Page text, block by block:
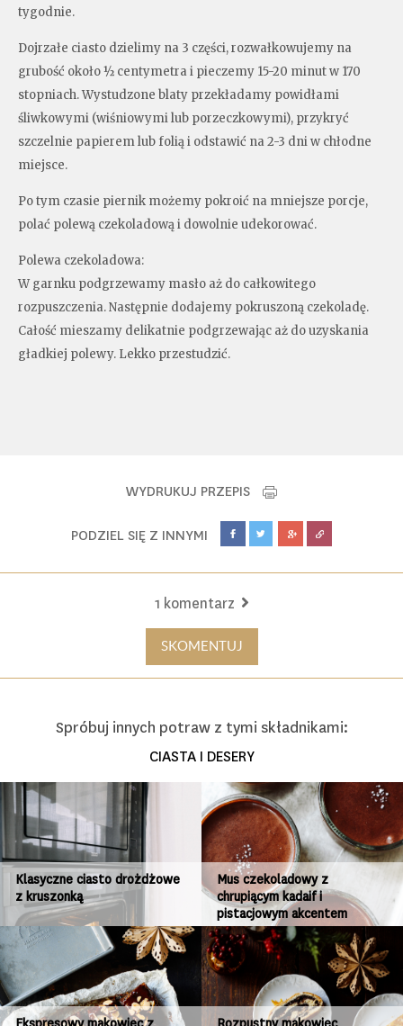
tygodnie.
Dojrzałe ciasto dzielimy na 3 części, rozwałkowujemy na
grubość około ½ centymetra i pieczemy 15-20 minut w 170
stopniach. Wystudzone blaty przekładamy powidłami
śliwkowymi (wiśniowymi lub porzeczkowymi), przykryć
szczelnie papierem lub folią i odstawić na 2-3 dni w chłodne
miejsce.
Po tym czasie piernik możemy pokroić na mniejsze porcje,
polać polewą czekoladową i dowolnie udekorować.
Polewa czekoladowa:
W garnku podgrzewamy masło aż do całkowitego
rozpuszczenia. Następnie dodajemy pokruszoną czekoladę.
Całość mieszamy delikatnie podgrzewając aż do uzyskania
gładkiej polewy. Lekko przestudzić.
WYDRUKUJ PRZEPIS
PODZIEL SIĘ Z INNYMI
1 komentarz
SKOMENTUJ
Spróbuj innych potraw z tymi składnikami:
CIASTA I DESERY
Klasyczne ciasto drożdżowe
z kruszonką
Mus czekoladowy z
chrupiącym kadaif i
pistacjowym akcentem